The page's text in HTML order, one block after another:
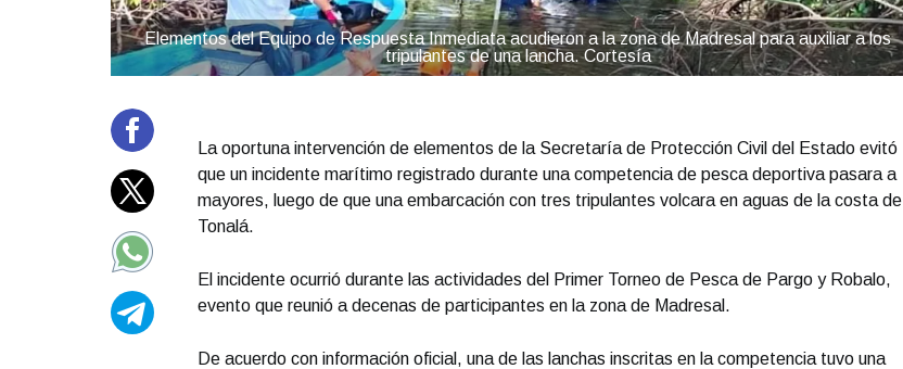
Elementos del Equipo de Respuesta Inmediata acudieron a la zona de Madresal para auxiliar a los
tripulantes de una lancha. Cortesía
La oportuna intervención de elementos de la Secretaría de Protección Civil del Estado evitó
que un incidente marítimo registrado durante una competencia de pesca deportiva pasara a
mayores, luego de que una embarcación con tres tripulantes volcara en aguas de la costa de
Tonalá.
El incidente ocurrió durante las actividades del Primer Torneo de Pesca de Pargo y Robalo,
evento que reunió a decenas de participantes en la zona de Madresal.
De acuerdo con información oficial, una de las lanchas inscritas en la competencia tuvo una